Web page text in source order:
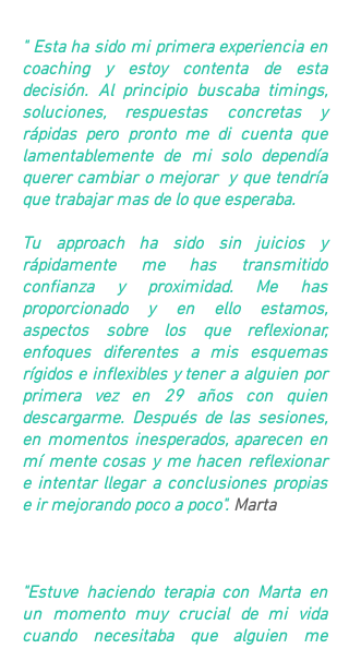
" Esta ha sido mi primera experiencia en
coaching y estoy contenta de esta
decisión. Al principio buscaba timings,
soluciones, respuestas concretas y
rápidas pero pronto me di cuenta que
lamentablemente de mi solo dependía
querer cambiar o mejorar y que tendría
que trabajar mas de lo que esperaba.
Tu approach ha sido sin juicios y
rápidamente me has transmitido
confianza y proximidad. Me has
proporcionado y en ello estamos,
aspectos sobre los que reflexionar,
enfoques diferentes a mis esquemas
rígidos e inflexibles y tener a alguien por
primera vez en 29 años con quien
descargarme. Después de las sesiones,
en momentos inesperados, aparecen en
mí mente cosas y me hacen reflexionar
e intentar llegar a conclusiones propias
e ir mejorando poco a poco". Marta
"Estuve haciendo terapia con Marta en
un momento muy crucial de mi vida
cuando necesitaba que alguien me